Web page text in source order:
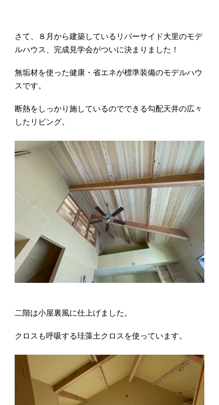
さて、８月から建築しているリバーサイド大里のモデ
ルハウス、完成見学会がついに決まりました！
無垢材を使った健康・省エネが標準装備のモデルハウ
スです。
断熱をしっかり施しているのでできる勾配天井の広々
したリビング。
二階は小屋裏風に仕上げました。
クロスも呼吸する珪藻土クロスを使っています。